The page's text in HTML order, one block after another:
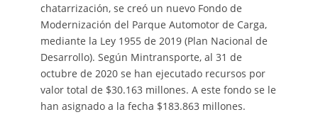
chatarrización, se creó un nuevo Fondo de
Modernización del Parque Automotor de Carga,
mediante la Ley 1955 de 2019 (Plan Nacional de
Desarrollo). Según Mintransporte, al 31 de
octubre de 2020 se han ejecutado recursos por
valor total de $30.163 millones. A este fondo se le
han asignado a la fecha $183.863 millones.